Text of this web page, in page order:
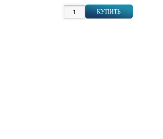
КУПИТЬ